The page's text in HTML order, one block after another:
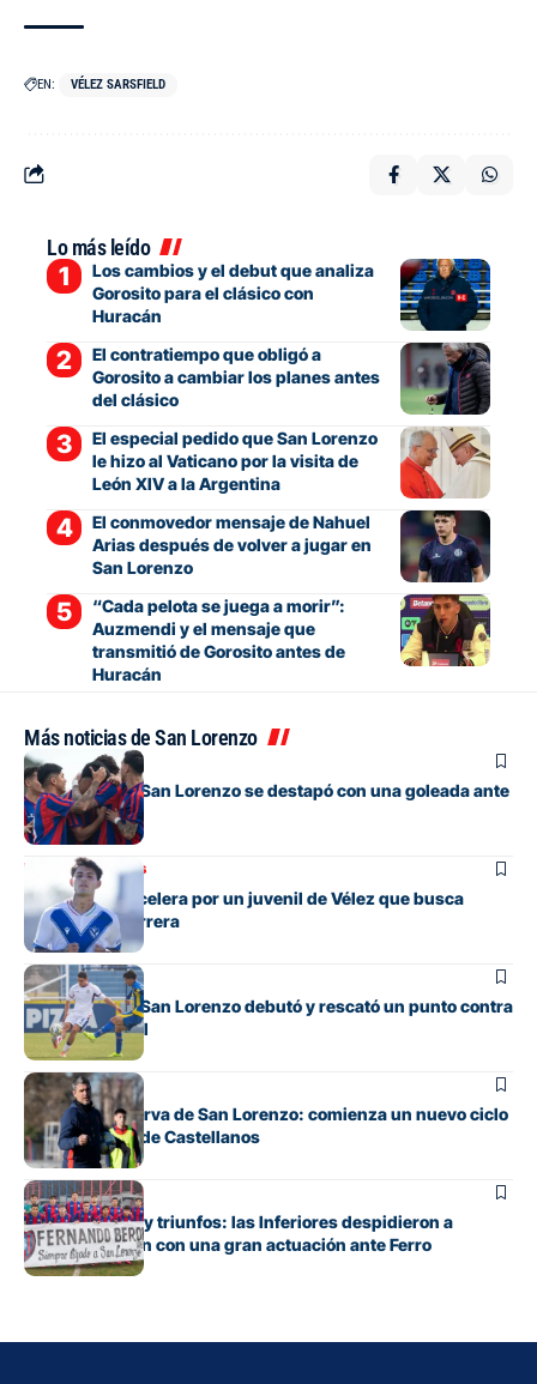
EN: VÉLEZ SARSFIELD
Lo más leído
Los cambios y el debut que analiza
Gorosito para el clásico con
Huracán
El contratiempo que obligó a
Gorosito a cambiar los planes antes
del clásico
El especial pedido que San Lorenzo
le hizo al Vaticano por la visita de
León XIV a la Argentina
El conmovedor mensaje de Nahuel
Arias después de volver a jugar en
San Lorenzo
“Cada pelota se juega a morir”:
Auzmendi y el mensaje que
transmitió de Gorosito antes de
Huracán
Más noticias de San Lorenzo
Juveniles
La Reserva de San Lorenzo se destapó con una goleada ante
Banfield
Mercado de pases
San Lorenzo acelera por un juvenil de Vélez que busca
relanzar su carrera
Juveniles
La Reserva de San Lorenzo debutó y rescató un punto contra
Rosario Central
Juveniles
Debuta la Reserva de San Lorenzo: comienza un nuevo ciclo
bajo el mando de Castellanos
Juveniles
Entre emoción y triunfos: las Inferiores despidieron a
Fernando Berón con una gran actuación ante Ferro